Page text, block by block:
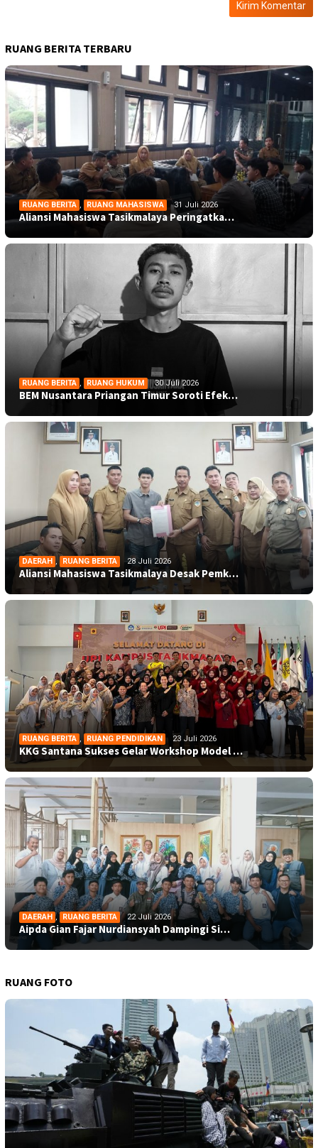
RUANG BERITA TERBARU
RUANG BERITA , RUANG MAHASISWA 31 Juli 2026
Aliansi Mahasiswa Tasikmalaya Peringatka…
RUANG BERITA , RUANG HUKUM 30 Juli 2026
BEM Nusantara Priangan Timur Soroti Efek…
DAERAH , RUANG BERITA 28 Juli 2026
Aliansi Mahasiswa Tasikmalaya Desak Pemk…
RUANG BERITA , RUANG PENDIDIKAN 23 Juli 2026
KKG Santana Sukses Gelar Workshop Model …
DAERAH , RUANG BERITA 22 Juli 2026
Aipda Gian Fajar Nurdiansyah Dampingi Si…
RUANG FOTO